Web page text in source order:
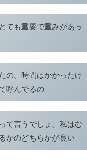
ても重要で重みがあっ
の。時間はかかったけ
呼んでるの
て言うでしょ。私はむ
かのどちらかが良い